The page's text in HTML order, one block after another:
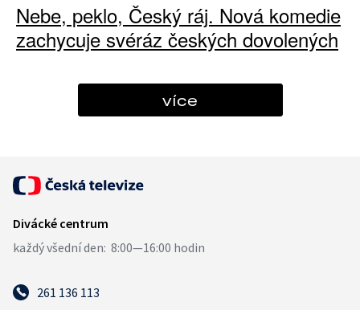
Nebe, peklo, Český ráj. Nová komedie
zachycuje svéráz českých dovolených
více
261 136 113